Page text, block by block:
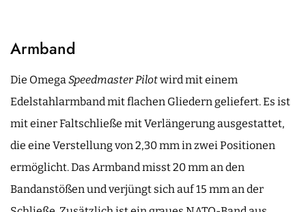
Armband
Die OmegaSpeedmaster Pilotwird mit einem
Edelstahlarmband mit flachen Gliedern geliefert. Es ist
mit einer Faltschließe mit Verlängerung ausgestattet,
die eine Verstellung von 2,30 mm in zwei Positionen
ermöglicht. Das Armband misst 20 mm an den
Bandanstößen und verjüngt sich auf 15 mm an der